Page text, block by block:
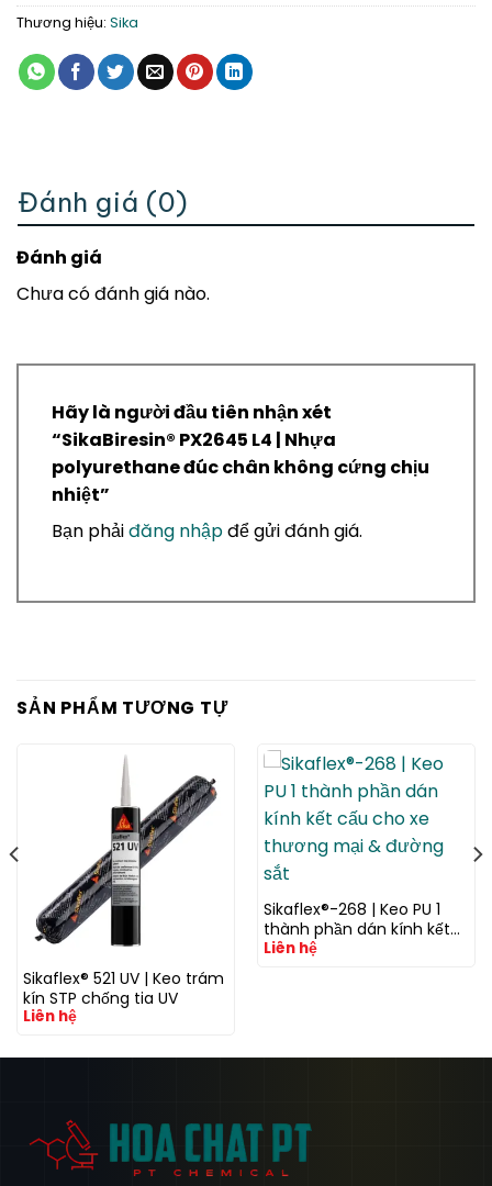
Thương hiệu: Sika
Đánh giá (0)
Đánh giá
Chưa có đánh giá nào.
Hãy là người đầu tiên nhận xét
“SikaBiresin® PX2645 L4 | Nhựa
polyurethane đúc chân không cứng chịu
nhiệt”
Bạn phảiđăng nhậpđể gửi đánh giá.
SẢN PHẨM TƯƠNG TỰ
Sikaflex® 521 UV | Keo trám
kín STP chống tia UV
Liên hệ
Sikaflex®-268 | Keo PU 1
thành phần dán kính kết
cấu cho xe thương mại &
Liên hệ